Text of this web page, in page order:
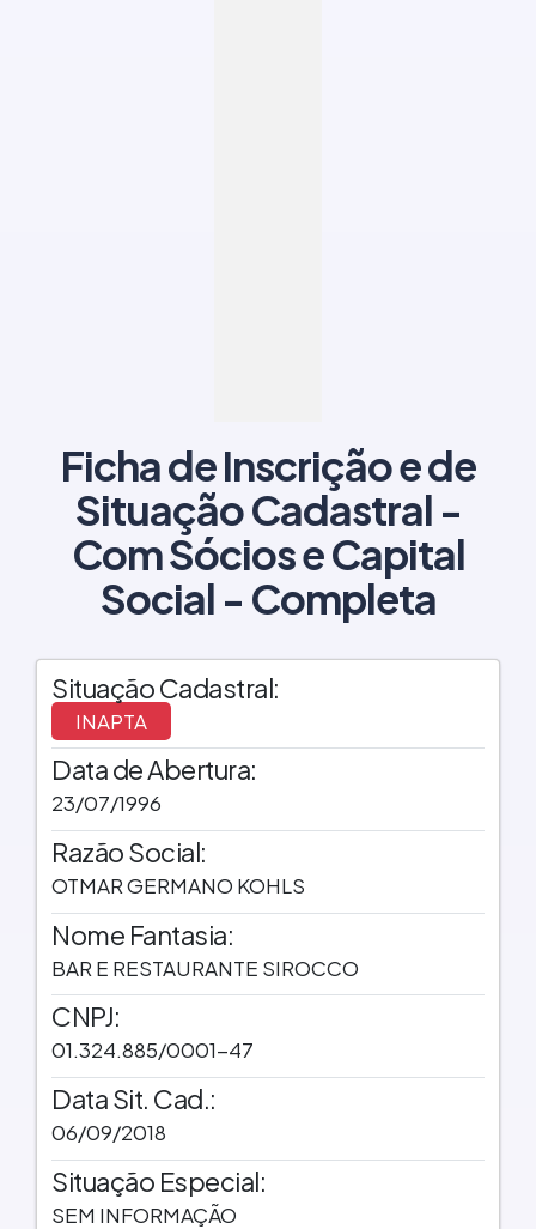
Ficha de Inscrição e de
Situação Cadastral -
Com Sócios e Capital
Social - Completa
Situação Cadastral:
INAPTA
Data de Abertura:
23/07/1996
Razão Social:
OTMAR GERMANO KOHLS
Nome Fantasia:
BAR E RESTAURANTE SIROCCO
CNPJ:
01.324.885/0001-47
Data Sit. Cad.:
06/09/2018
Situação Especial:
SEM INFORMAÇÃO